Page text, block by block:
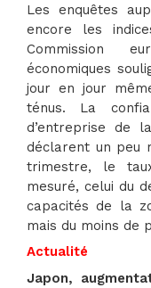
Les enquêtes
encore les
Commission
économiques
jour en jour
ténus. La
d’entreprise de
déclarent un peu
trimestre, le
mesuré, celui du
capacités de la
mais du moins de
Actualité
Japon,